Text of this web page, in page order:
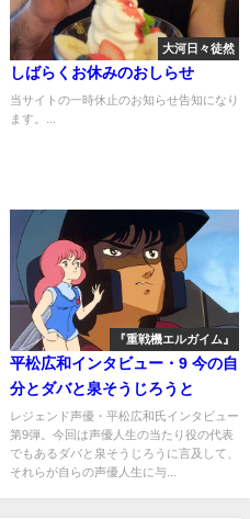
大河日々徒然
しばらくお休みのおしらせ
当サイトの一時休止のお知らせ告知になり
ます。...
『重戦機エルガイム』
平松広和インタビュー・9 今の自
分とダバと泉そうじろうと
レジェンド声優・平松広和氏インタビュー
第9弾。今回は声優人生の当たり役の代表
でもあるダバと泉そうじろうに言及して、
それらが自らの声優人生に与...